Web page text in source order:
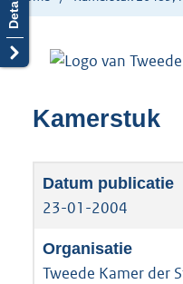
Kamerstuk
23-01-2004
Tweede Kamer der